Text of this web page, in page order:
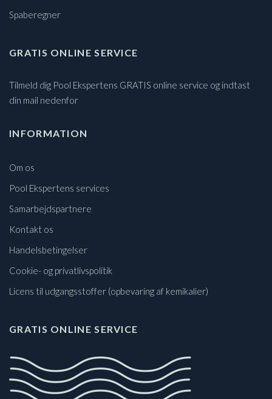
Spaberegner
GRATIS ONLINE SERVICE
Tilmeld dig Pool Ekspertens GRATIS online service og indtast
din mail nedenfor
INFORMATION
Om os
Pool Ekspertens services
Samarbejdspartnere
Kontakt os
Handelsbetingelser
Cookie- og privatlivspolitik
Licens til udgangsstoffer (opbevaring af kemikalier)
GRATIS ONLINE SERVICE